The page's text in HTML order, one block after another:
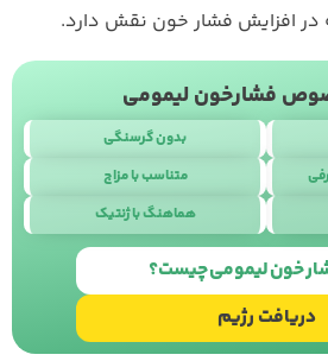
در افزایش فشار خون نقش دارد.
فشارخون لیمومی
بدون گرسنگی
متناسب با مزاج
هماهنگ با ژنتیک
خون لیمومی چیست؟
دریافت رژیم